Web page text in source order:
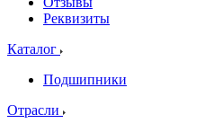
Реквизиты
Каталог
Подшипники
Отрасли